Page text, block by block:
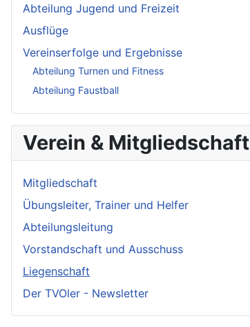
Abteilung Jugend und Freizeit
Ausflüge
Vereinserfolge und Ergebnisse
Abteilung Turnen und Fitness
Abteilung Faustball
Verein & Mitgliedschaft
Mitgliedschaft
Übungsleiter, Trainer und Helfer
Abteilungsleitung
Vorstandschaft und Ausschuss
Liegenschaft
Der TVOler - Newsletter